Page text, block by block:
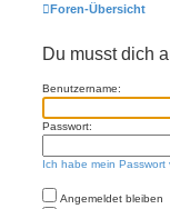
Foren-Übersicht
Du musst dich
Benutzername:
Passwort:
Ich habe mein Passwort
Angemeldet bleiben